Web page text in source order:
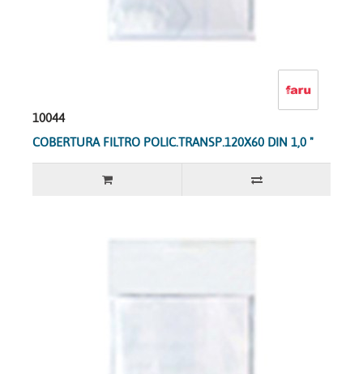
10044
COBERTURA FILTRO POLIC.TRANSP.120X60 DIN 1,0 "